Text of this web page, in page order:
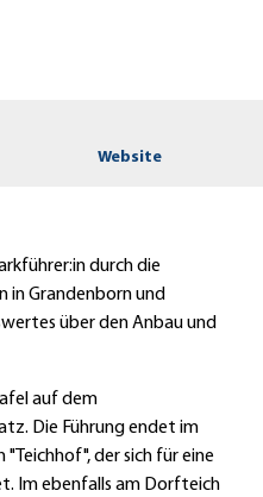
Website
durch die
in Grandenborn und
über den Anbau und
auf dem
Die Führung endet im
der sich für eine
Im ebenfalls am Dorfteich